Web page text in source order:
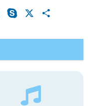
Viber Skype